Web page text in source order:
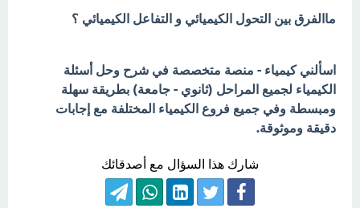
ماالفرق بين التحول الكيميائي و التفاعل الكيميائي ؟
اسألني كيمياء - منصة متخصصة في شرح وحل أسئلة
الكيمياء لجميع المراحل (ثانوي - جامعة) بطريقة سهلة
ومبسطة وفي جميع فروع الكيمياء المختلفة مع إجابات
دقيقة وموثوقة.
شارك هذا السؤال مع أصدقائك